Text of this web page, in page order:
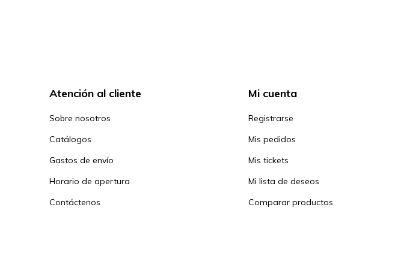
Atención al cliente
Sobre nosotros
Catálogos
Gastos de envío
Horario de apertura
Contáctenos
Mi cuenta
Registrarse
Mis pedidos
Mis tickets
Mi lista de deseos
Comparar productos